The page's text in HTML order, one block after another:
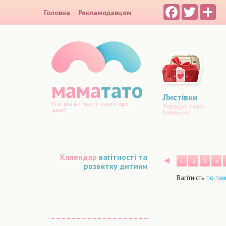
Головна Рекламодавцям FacebookTwitter
маматато
Усе, що ви маєте знати про
дітей
Листівки
Порадуй своїх
близьких!
Календар вагітності та
розвитку дитини
Назад
1 2 3 4
Вагітність по